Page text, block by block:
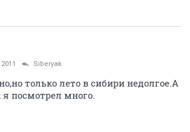
Siberyak
только лето в сибири недолгое.А
посмотрел много.